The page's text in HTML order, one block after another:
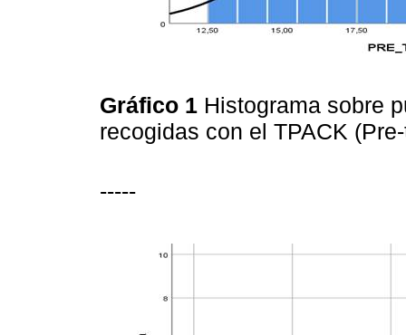
Gráfico 1 Histograma sobre
recogidas con el TPACK
-----